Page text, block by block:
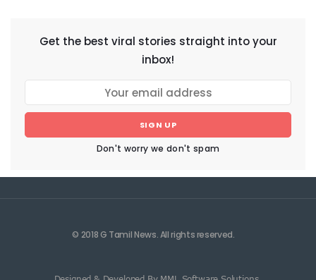
Get the best viral stories straight into your
inbox!
SIGN UP
Don't worry we don't spam
© 2018 G Tamil News. All rights reserved.